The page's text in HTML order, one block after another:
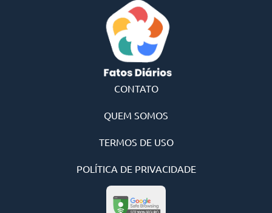
CONTATO
QUEM SOMOS
TERMOS DE USO
POLÍTICA DE PRIVACIDADE